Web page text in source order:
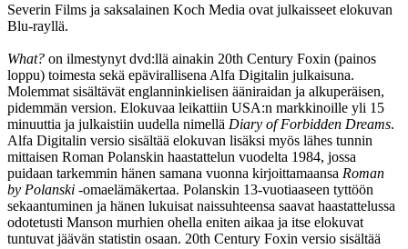
Severin Films ja saksalainen Koch Media ovat julkaisseet elokuvan
Blu‑rayllä.
What? on ilmestynyt dvd:llä ainakin 20th Century Foxin (painos
loppu) toimesta sekä epävirallisena Alfa Digitalin julkaisuna.
Molemmat sisältävät englanninkielisen ääniraidan ja alkuperäisen,
pidemmän version. Elokuvaa leikattiin USA:n markkinoille yli 15
minuuttia ja julkaistiin uudella nimellä Diary of Forbidden Dreams.
Alfa Digitalin versio sisältää elokuvan lisäksi myös lähes tunnin
mittaisen Roman Polanskin haastattelun vuodelta 1984, jossa
puidaan tarkemmin hänen samana vuonna kirjoittamaansa Roman
by Polanski ‑omaelämäkertaa. Polanskin 13‑vuotiaaseen tyttöön
sekaantuminen ja hänen lukuisat naissuhteensa saavat haastattelussa
odotetusti Manson murhien ohella eniten aikaa ja itse elokuvat
tuntuvat jäävän statistin osaan. 20th Century Foxin versio sisältää